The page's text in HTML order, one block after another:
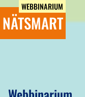
WEBBINARIUM
NÄTSMART